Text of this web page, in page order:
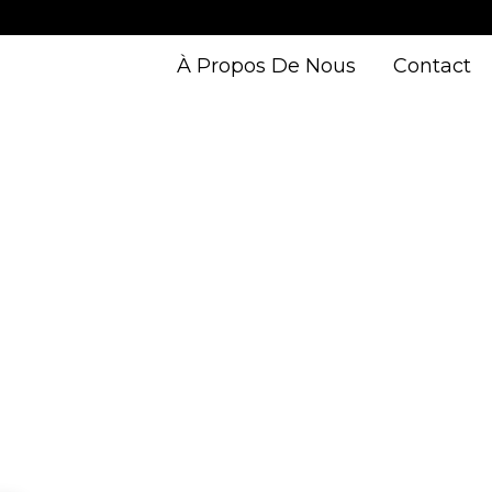
À Propos De Nous Contact